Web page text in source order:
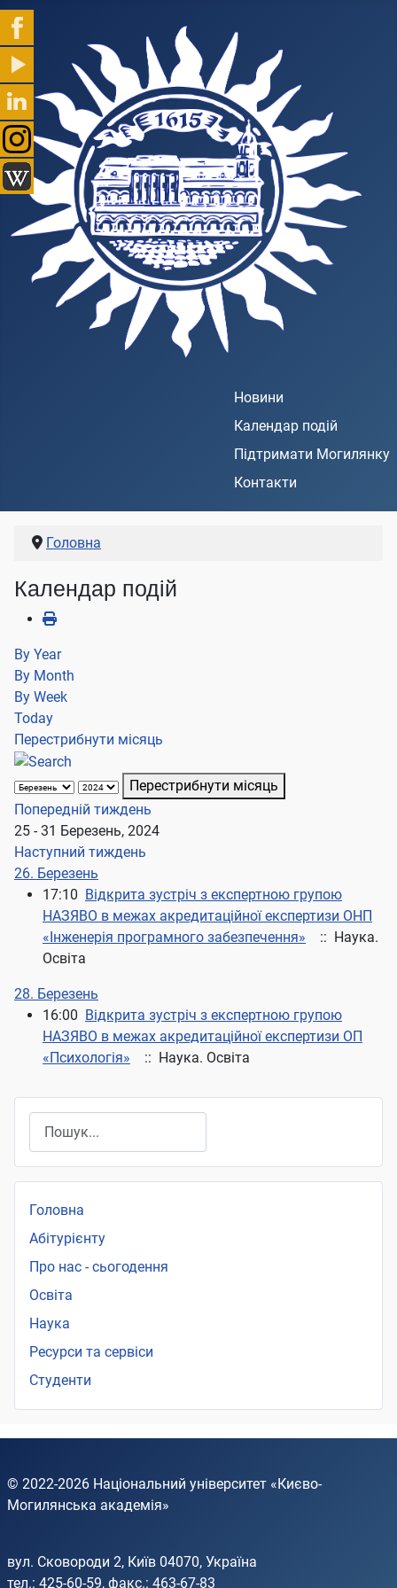
Новини
Календар подій
Підтримати Могилянку
Контакти
Головна
Календар подій
By Year
By Month
By Week
Today
Перестрибнути місяць
Перестрибнути місяць
Попередній тиждень
25 - 31 Березень, 2024
Наступний тиждень
26. Березень
17:10 Відкрита зустріч з експертною групою
НАЗЯВО в межах акредитаційної експертизи ОНП
«Інженерія програмного забезпечення»
:: Наука.
Освіта
28. Березень
16:00 Відкрита зустріч з експертною групою
НАЗЯВО в межах акредитаційної експертизи ОП
«Психологія»
:: Наука. Освіта
Головна
Абітурієнту
Про нас - сьогодення
Освіта
Наука
Ресурси та сервіси
Студенти
© 2022-2026 Національний університет «Києво-
Могилянська академія»
вул. Сковороди 2, Київ 04070, Україна
тел.: 425-60-59, факс.: 463-67-83